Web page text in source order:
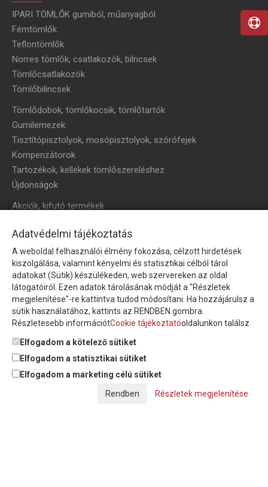
IPARI TÖMLŐK gumiból, műanyagból
Fémtömlők
Teflontömlők
Norres tömlők, csatlakozók, bilncsek
Tömlőcsatlakozók
Tömlőbilincsek
Tömlődobok, tömlőkocsik, tömlőtartók
Gumilemezek
Tisztítópisztolyok, mosópisztolyok, szórófejek
Kompenzátorok
Tartozékok, kellékek tömlőszereléshez
Újdonságok
Akciók, kifutó termékek
HÍRLEVÉL
Íratkozzon fel hírlevelünkre!
Feliratkozom a hírlevélre és nyilatkozom, hogy azadatkezelési
tájékoztatót elolvastam, megismertem és elfogadom.
© Copyright Triász-Tömlő Kft. | Minden jog fenntartva!
Adatvédelmi tájékoztatás
A weboldal felhasználói élmény fokozása, célzott hirdetések
kiszolgálása, valamint kényelmi és statisztikai célból tárol
adatokat (Sütik) készülékeden, web szervereken az oldal
látogatóiról. Ezen adatok tárolásának módját a "Részletek
megjelenítése"-re kattintva tudod módosítani. Ha hozzájárulsz a
sütik használatához, kattints az RENDBEN gombra.
Részletesebb információtCookie tájékoztatóoldalunkon találsz.
Elfogadom a kötelező sütiket
Elfogadom a statisztikai sütiket
Elfogadom a marketing célú sütiket
Részletek megjelenítése